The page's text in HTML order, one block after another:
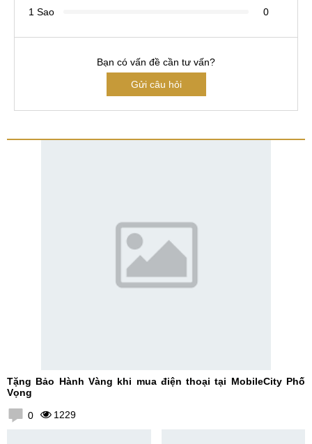
1 Sao
0
Bạn có vấn đề cần tư vấn?
Gửi câu hỏi
Tặng Bảo Hành Vàng khi mua điện thoại tại MobileCity Phố
Vọng
0 1229